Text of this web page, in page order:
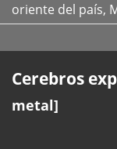
oriente del país,
Cerebros
metal]